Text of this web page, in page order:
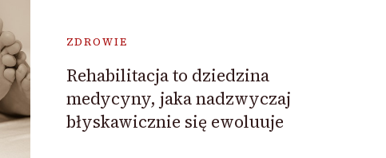
ZDROWIE
Rehabilitacja to dziedzina
medycyny, jaka nadzwyczaj
błyskawicznie się ewoluuje